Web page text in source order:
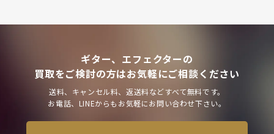
ギター、エフェクターの
買取をご検討の方はお気軽にご相談ください
送料、キャンセル料、返送料などすべて無料です。
お電話、LINEからもお気軽にお問い合わせ下さい。